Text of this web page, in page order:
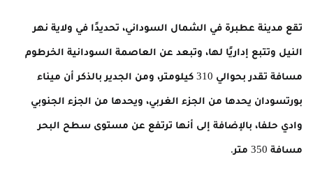
تقع مدينة عطبرة في الشمال السوداني، تحديدًا في ولاية نهر
النيل وتتبع إداريًا لها، وتبعد عن العاصمة السودانية الخرطوم
مسافة تقدر بحوالي 310 كيلومتر، ومن الجدير بالذكر أن ميناء
بورتسودان يحدها من الجزء الغربي، ويحدها من الجزء الجنوبي
وادي حلفا، بالإضافة إلى أنها ترتفع عن مستوى سطح البحر
مسافة 350 متر.